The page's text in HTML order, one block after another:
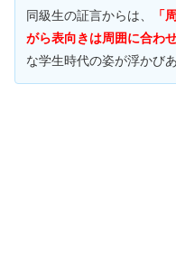
同級生の証言からは、
「
がら表向きは周囲に合わ
な学生時代の姿が浮かび